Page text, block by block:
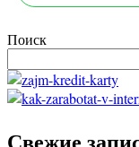
Поиск